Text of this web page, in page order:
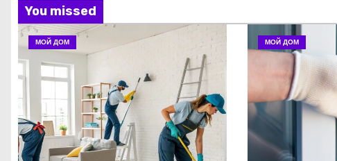
You missed
МОЙ ДОМ МОЙ ДОМ